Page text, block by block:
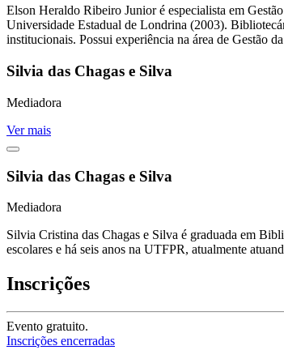
Elson Heraldo Ribeiro Junior é especialista em
Universidade Estadual de Londrina (2003).
institucionais. Possui experiência na área de Gestão
Silvia das Chagas e Silva
Mediadora
Ver mais
Silvia das Chagas e Silva
Mediadora
Silvia Cristina das Chagas e Silva é graduada em
escolares e há seis anos na UTFPR, atualmente
Inscrições
Evento gratuito.
Inscrições encerradas